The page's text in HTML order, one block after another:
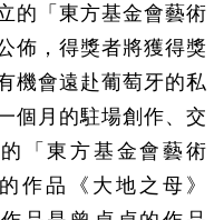
的「東方基金會藝術
佈，得獎者將獲得獎
機會遠赴葡萄牙的私
個月的駐場創作、交
「東方基金會藝術
作品《大地之母》